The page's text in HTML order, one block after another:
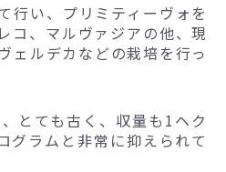
行い、プリミティーヴォを
コ、マルヴァジアの他、現
ェルデカなどの栽培を行っ
とても古く、収量も1ヘク
グラムと非常に抑えられて